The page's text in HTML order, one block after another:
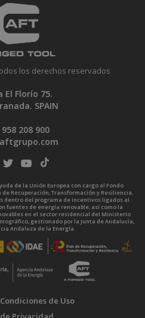
los derechos reservados
El Florío 75.
SPAIN
958 208 900
de la Unión Europea con cargo al Fondo
Recuperación, Transformación y Resiliencia,
dentro del programa de incentivos ligados al
fuentes de energía renovable, así como la
en el sector residencial del Ministerio
gestionado por la Junta de Andalucía,
Andaluza de la Energía.
de Uso